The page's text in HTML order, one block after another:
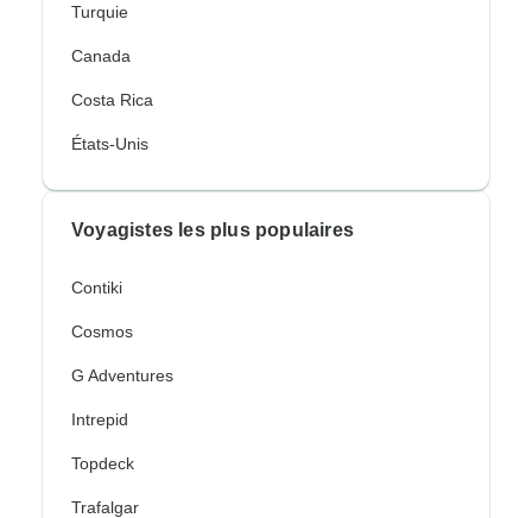
Turquie
Canada
Costa Rica
États-Unis
Voyagistes les plus populaires
Contiki
Cosmos
G Adventures
Intrepid
Topdeck
Trafalgar